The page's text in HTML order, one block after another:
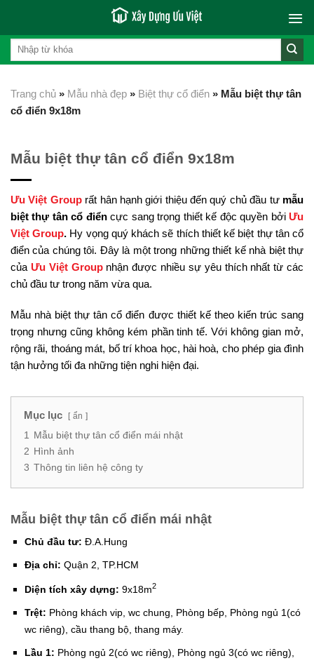
content
Trang chủ » Mẫu nhà đẹp » Biệt thự cổ điển » Mẫu biệt thự tân
cổ điển 9x18m
Mẫu biệt thự tân cổ điển 9x18m
Ưu Việt Group rất hân hạnh giới thiệu đến quý chủ đầu tư mẫu
biệt thự tân cổ điểncực sang trọng thiết kế độc quyền bởi Ưu
Việt Group. Hy vọng quý khách sẽ thích thiết kế biệt thự tân cổ
điển của chúng tôi. Đây là một trong những thiết kế nhà biệt thự
của Ưu Việt Groupnhận được nhiều sự yêu thích nhất từ các
chủ đầu tư trong năm vừa qua.
Mẫu nhà biệt thự tân cổ điển được thiết kế theo kiến trúc sang
trọng nhưng cũng không kém phần tinh tế. Với không gian mở,
rộng rãi, thoáng mát, bố trí khoa học, hài hoà, cho phép gia đình
tận hưởng tối đa những tiện nghi hiện đại.
Mục lục ẩn
1
Mẫu biệt thự tân cổ điển mái nhật
2 Hình ảnh
3 Thông tin liên hệ công ty
Mẫu biệt thự tân cổ điển mái nhật
Chủ đầu tư: Đ.A.Hung
Địa chỉ: Quận 2, TP.HCM
Diện tích xây dựng: 9x18m2
Trệt: Phòng khách vip, wc chung, Phòng bếp, Phòng ngủ 1(có
wc riêng), cầu thang bộ, thang máy.
Lầu 1: Phòng ngủ 2(có wc riêng), Phòng ngủ 3(có wc riêng),